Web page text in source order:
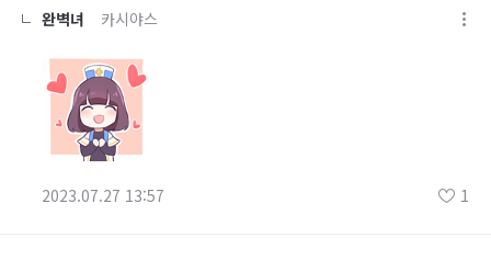
완벽녀 카시야스
2023.07.27 13:57 1